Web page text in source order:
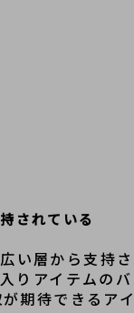
されている
い層から支持
りアイテムの
期待できるアイ